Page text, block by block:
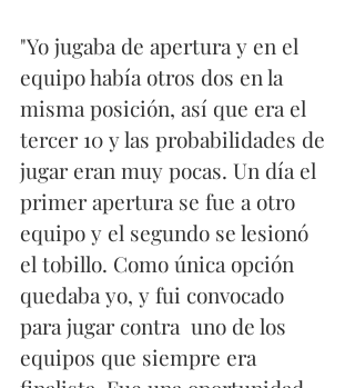
"Yo jugaba de apertura y en el
equipo había otros dos en la
misma posición, así que era el
tercer 10 y las probabilidades de
jugar eran muy pocas. Un día el
primer apertura se fue a otro
equipo y el segundo se lesionó
el tobillo. Como única opción
quedaba yo, y fui convocado
para jugar contra  uno de los
equipos que siempre era